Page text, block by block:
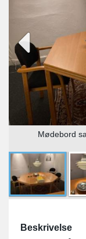
Mødebord
Beskrivelse